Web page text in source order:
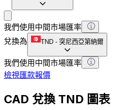
我們使用中間市場匯率
兌換為
TND - 突尼西亞第納爾
我們使用中間市場匯率
檢視匯款報價
CAD 兌換 TND 圖表